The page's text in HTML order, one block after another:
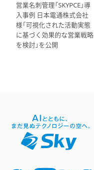
営業名刺管理「SKYPCE」導
入事例 日本電通株式会社
様「可視化された活動実態
に基づく効果的な営業戦略
を検討」を公開